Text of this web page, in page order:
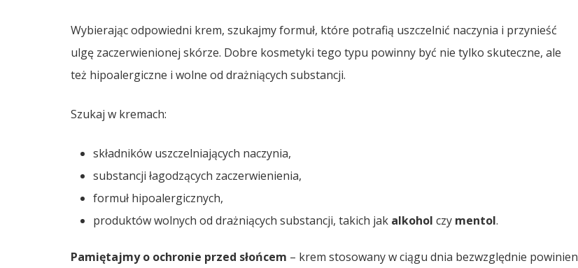
Wybierając odpowiedni krem, szukajmy formuł, które potrafią uszczelnić naczynia i przynieść
ulgę zaczerwienionej skórze. Dobre kosmetyki tego typu powinny być nie tylko skuteczne, ale
też hipoalergiczne i wolne od drażniących substancji.
Szukaj w kremach:
składników uszczelniających naczynia,
substancji łagodzących zaczerwienienia,
formuł hipoalergicznych,
produktów wolnych od drażniących substancji, takich jak alkohol czy mentol.
Pamiętajmy o ochronie przed słońcem – krem stosowany w ciągu dnia bezwzględnie powinien